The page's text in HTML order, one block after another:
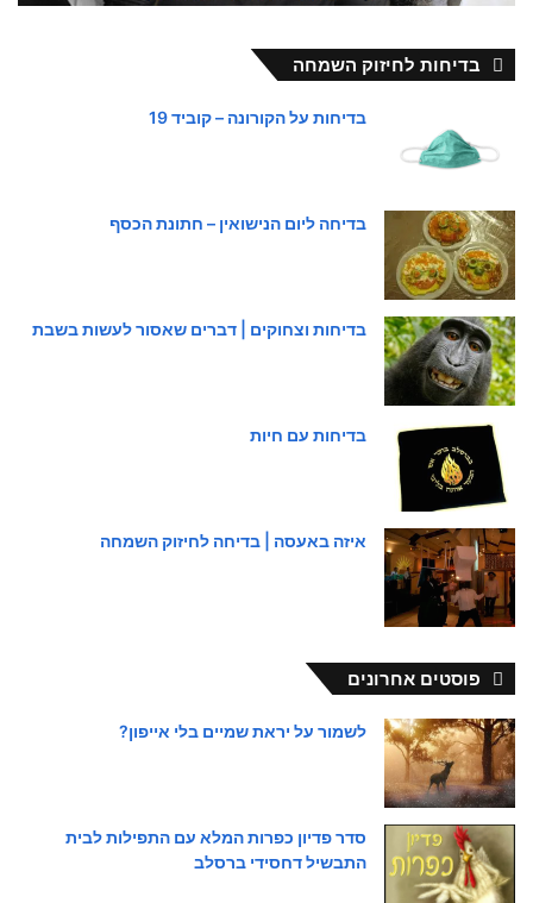
בדיחות לחיזוק השמחה
בדיחות על הקורונה – קוביד 19
בדיחה ליום הנישואין – חתונת הכסף
בדיחות וצחוקים | דברים שאסור לעשות בשבת
בדיחות עם חיות
איזה באעסה | בדיחה לחיזוק השמחה
פוסטים אחרונים
לשמור על יראת שמיים בלי אייפון?
סדר פדיון כפרות המלא עם התפילות לבית
התבשיל דחסידי ברסלב